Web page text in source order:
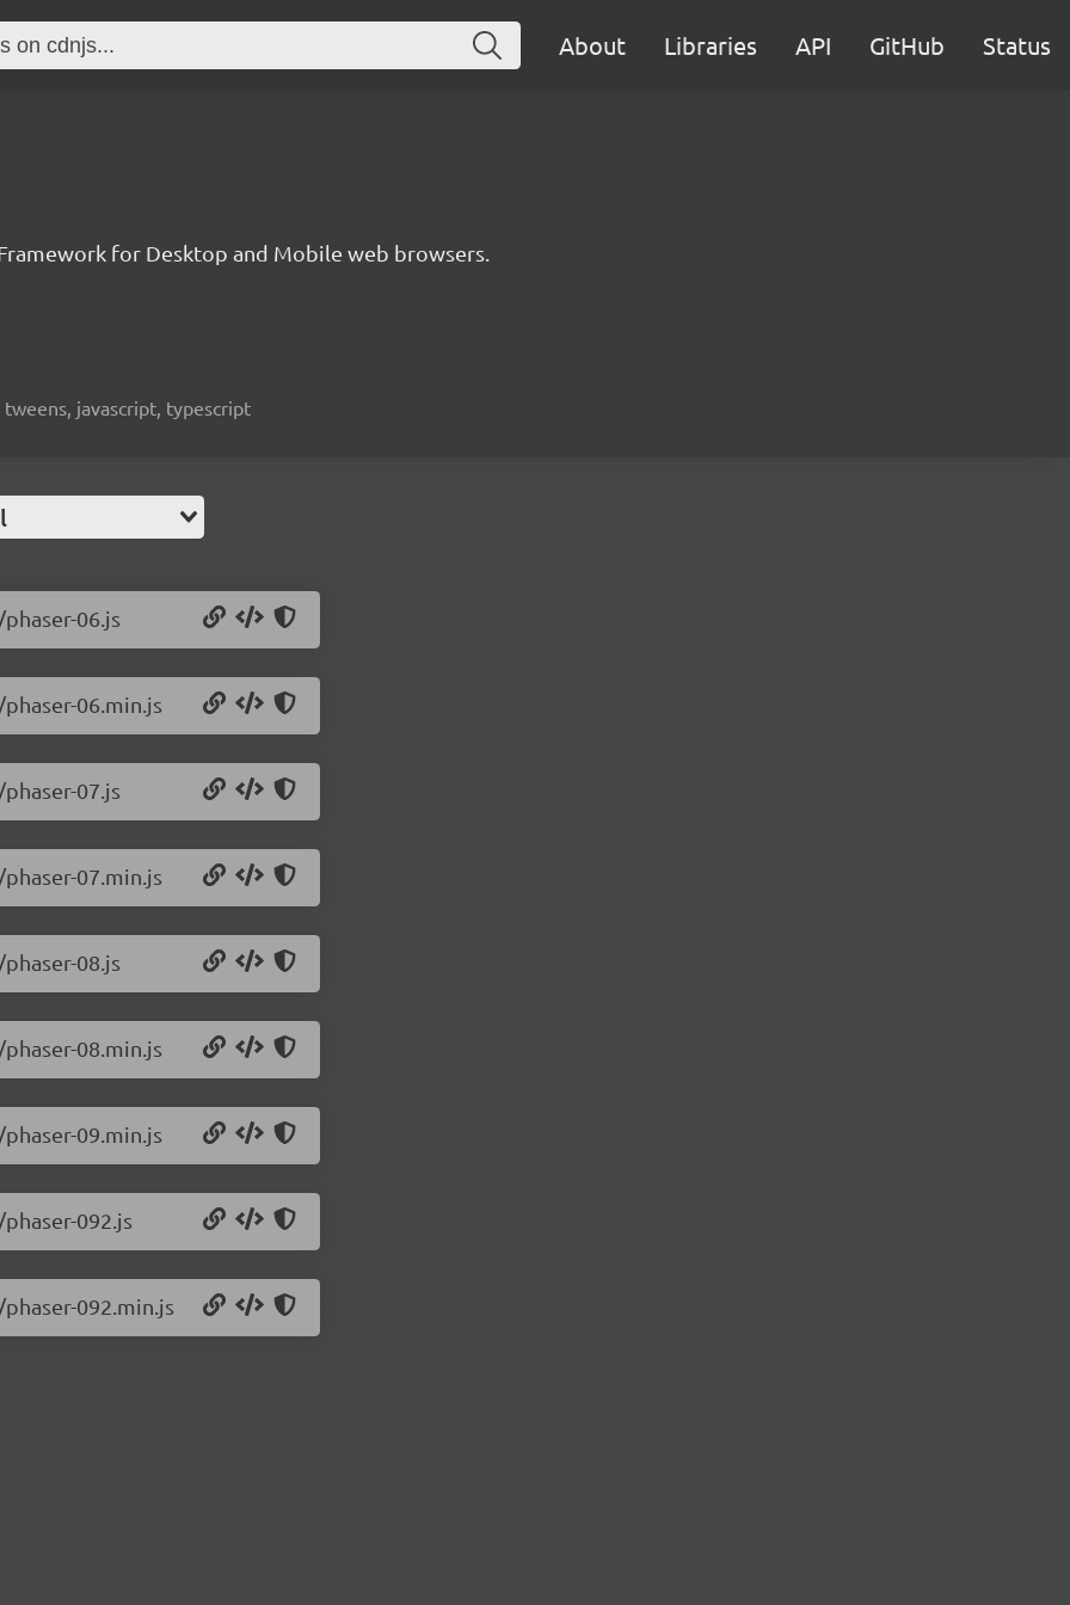
About Libraries API GitHub Status
for Desktop and Mobile web browsers.
tweens, javascript, typescript
06.js
06.min.js
07.js
07.min.js
08.js
08.min.js
09.min.js
092.js
092.min.js